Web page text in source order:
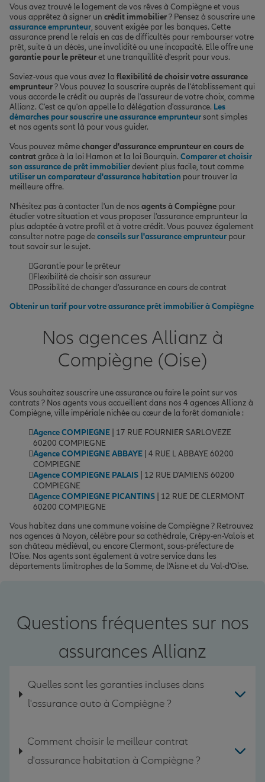
Vous avez trouvé le logement de vos rêves à Compiègne et vous
vous apprêtez à signer un crédit immobilier? Pensez à souscrire une
assurance emprunteur, souvent exigée par les banques. Cette
assurance prend le relais en cas de difficultés pour rembourser votre
prêt, suite à un décès, une invalidité ou une incapacité. Elle offre une
garantie pour le prêteuret une tranquillité d'esprit pour vous.
Saviez-vous que vous avez la flexibilité de choisir votre assurance
emprunteur? Vous pouvez la souscrire auprès de l'établissement qui
vous accorde le crédit ou auprès de l'assureur de votre choix, comme
Allianz. C'est ce qu'on appelle la délégation d'assurance. Les
démarches pour souscrire une assurance emprunteursont simples
et nos agents sont là pour vous guider.
Vous pouvez mêmechanger d'assurance emprunteur en cours de
contratgrâce à la loi Hamon et la loi Bourquin. Comparer et choisir
son assurance de prêt immobilierdevient plus facile, tout comme
utiliser un comparateur d'assurance habitation pour trouver la
meilleure offre.
N'hésitez pas à contacter l'un de nos agents à Compiègne pour
étudier votre situation et vous proposer l'assurance emprunteur la
plus adaptée à votre profil et à votre crédit. Vous pouvez également
consulter notre page deconseils sur l'assurance emprunteur pour
tout savoir sur le sujet.
Garantie pour le prêteur
Flexibilité de choisir son assureur
Possibilité de changer d'assurance en cours de contrat
Obtenir un tarif pour votre assurance prêt immobilier à Compiègne
Nos agences Allianz à
Compiègne (Oise)
Vous souhaitez souscrire une assurance ou faire le point sur vos
contrats ? Nos agents vous accueillent dans nos 4 agences Allianz à
Compiègne, ville impériale nichée au cœur de la forêt domaniale :
Agence COMPIEGNE | 17 RUE FOURNIER SARLOVEZE
60200 COMPIEGNE
Agence COMPIEGNE ABBAYE | 4 RUE L ABBAYE 60200
COMPIEGNE
Agence COMPIEGNE PALAIS | 12 RUE D'AMIENS 60200
COMPIEGNE
Agence COMPIEGNE PICANTINS | 12 RUE DE CLERMONT
60200 COMPIEGNE
Vous habitez dans une commune voisine de Compiègne ? Retrouvez
nos agences à Noyon, célèbre pour sa cathédrale, Crépy-en-Valois et
son château médiéval, ou encore Clermont, sous-préfecture de
l'Oise. Nos agents sont également à votre service dans les
départements limitrophes de la Somme, de l'Aisne et du Val-d'Oise.
Questions fréquentes sur nos
assurances Allianz
Quelles sont les garanties incluses dans
l'assurance auto à Compiègne ?
Comment choisir le meilleur contrat
d'assurance habitation à Compiègne ?